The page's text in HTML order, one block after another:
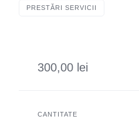
PRESTĂRI SERVICII
300,00 lei
CANTITATE